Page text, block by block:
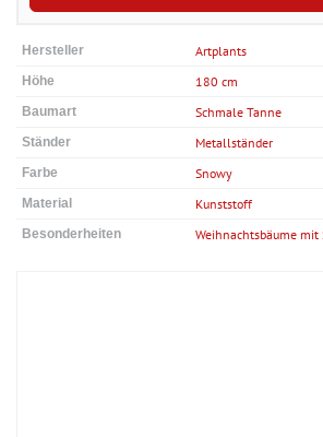
Hersteller Artplants
Höhe 180 cm
Baumart Schmale Tanne
Ständer Metallständer
Farbe Snowy
Material Kunststoff
Besonderheiten Weihnachtsbäume mit